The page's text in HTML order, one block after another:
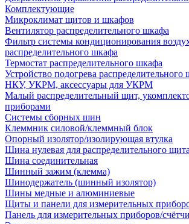
Комплектующие
Микроклимат щитов и шкафов
Вентилятор распределительного шкафа
Фильтр системы кондиционирования
распределительного шкафа
Термостат распределительного шкафа
Устройство подогрева распределительного
НКУ, УКРМ, аксессуары для УКРМ
Малый распределительный щит,
приборами
Системы сборных шин
Клеммник силовой/клеммный блок
Опорный изолятор/изолирующая втулка
Шина нулевая для распределительного щита
Шина соединительная
Шинный зажим (клемма)
Шинодержатель (шинный изолятор)
Шины медные и алюминиевые
Щиты и панели для измерительных
Панель для измерительных приборов/